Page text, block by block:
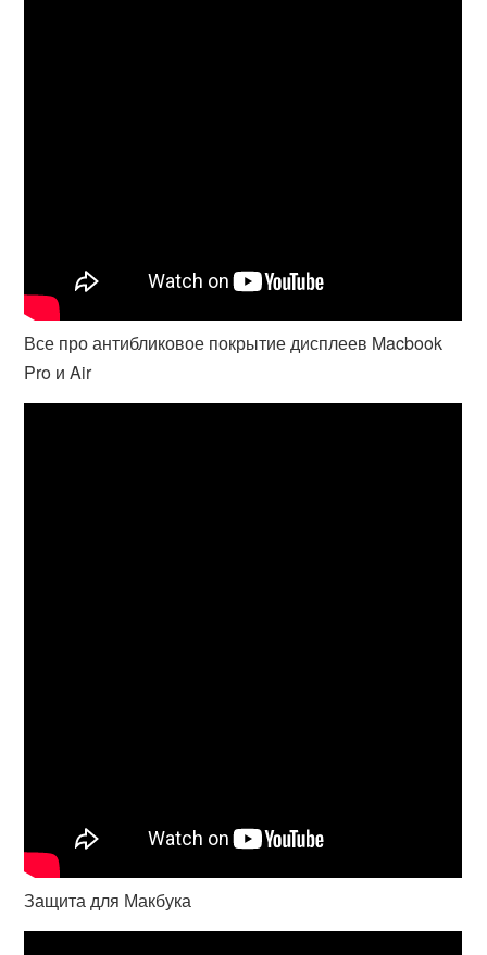
Все про антибликовое покрытие дисплеев Macbook
Pro и Air
Защита для Макбука